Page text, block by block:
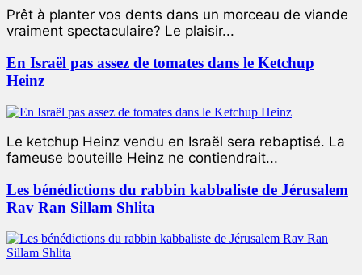
Prêt à planter vos dents dans un morceau de viande
vraiment spectaculaire? Le plaisir...
En Israël pas assez de tomates dans le Ketchup
Heinz
Le ketchup Heinz vendu en Israël sera rebaptisé. La
fameuse bouteille Heinz ne contiendrait...
Les bénédictions du rabbin kabbaliste de Jérusalem
Rav Ran Sillam Shlita